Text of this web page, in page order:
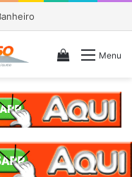
SP
Menu
Veja seu